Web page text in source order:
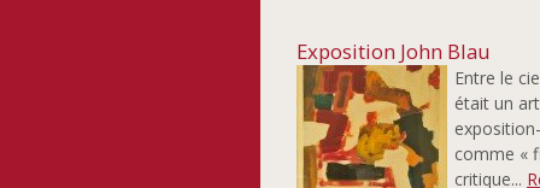
Exposition John Blau
Entre le
était un
comme «
critique...